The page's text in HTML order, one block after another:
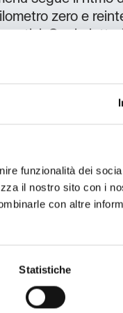
funzionalità dei
il nostro sito con i
con altre
Statistiche
zero e
solo, scelti per
minimi dettagli, è
ai colori,
chiunque a
tavola si sposta